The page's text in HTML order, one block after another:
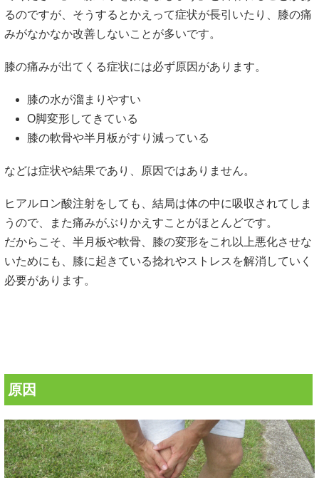
るのですが、そうするとかえって症状が長引いたり、膝の痛
みがなかなか改善しないことが多いです。
膝の痛みが出てくる症状には必ず原因があります。
膝の水が溜まりやすい
O脚変形してきている
膝の軟骨や半月板がすり減っている
などは症状や結果であり、原因ではありません。
ヒアルロン酸注射をしても、結局は体の中に吸収されてしま
うので、また痛みがぶりかえすことがほとんどです。
だからこそ、半月板や軟骨、膝の変形をこれ以上悪化させな
いためにも、膝に起きている捻れやストレスを解消していく
必要があります。
原因